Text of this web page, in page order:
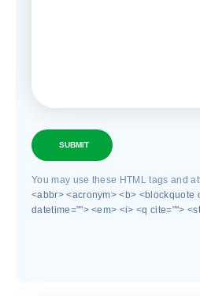
SUBMIT
You may use these HTML tags and
<abbr> <acronym> <b> <blockquote
datetime=""> <em> <i> <q cite="">